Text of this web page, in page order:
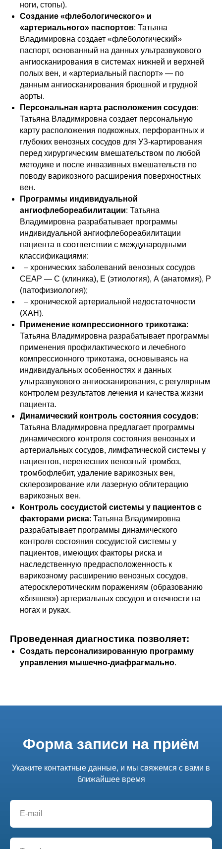
ноги, стопы).
Создание «флебологического» и
«артериального» паспортов: Татьяна
Владимировна создает «флебологический»
паспорт, основанный на данных ультразвукового
ангиосканирования в системах нижней и верхней
полых вен, и «артериальный паспорт» — по
данным ангиосканирования брюшной и грудной
аорты.
Персональная карта расположения сосудов:
Татьяна Владимировна создает персональную
карту расположения подкожных, перфорантных и
глубоких венозных сосудов для УЗ-картирования
перед хирургическим вмешательством по любой
методике и после инвазивных вмешательств по
поводу варикозного расширения поверхностных
вен.
Программы индивидуальной
ангиофлебореабилитации: Татьяна
Владимировна разрабатывает программы
индивидуальной ангиофлебореабилитации
пациента в соответствии с международными
классификациями:
– хронических заболеваний венозных сосудов
СЕАР — С (клиника), Е (этиология), А (анатомия), Р
(патофизиология);
– хронической артериальной недостаточности
(ХАН).
Применение компрессионного трикотажа:
Татьяна Владимировна разрабатывает программы
применения профилактического и лечебного
компрессионного трикотажа, основываясь на
индивидуальных особенностях и данных
ультразвукового ангиосканирования, с регулярным
контролем результатов лечения и качества жизни
пациента.
Динамический контроль состояния сосудов:
Татьяна Владимировна предлагает программы
динамического контроля состояния венозных и
артериальных сосудов, лимфатической системы у
пациентов, перенесших венозный тромбоз,
тромбофлебит, удаление варикозных вен,
склерозирование или лазерную облитерацию
варикозных вен.
Контроль сосудистой системы у пациентов с
факторами риска: Татьяна Владимировна
разрабатывает программы динамического
контроля состояния сосудистой системы у
пациентов, имеющих факторы риска и
наследственную предрасположенность к
варикозному расширению венозных сосудов,
атеросклеротическим поражениям (образованию
«бляшек») артериальных сосудов и отечности на
ногах и руках.
Проведенная диагностика позволяет:
Создать персонализированную программу
управления мышечно-диафрагмально.
Форма записи на приём
Укажите контактные данные, и мы свяжемся с вами в
ближайшее время